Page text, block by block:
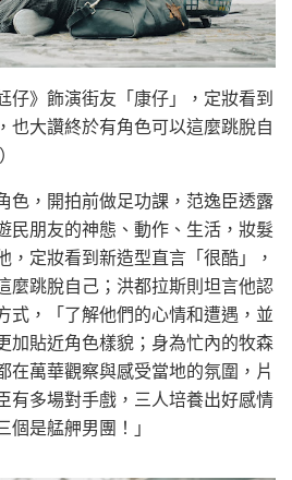
仔》飾演街友「康仔」，定妝看到
也大讚終於有角色可以這麼跳脫自
色，開拍前做足功課，范逸臣透露
民朋友的神態、動作、生活，妝髮
，定妝看到新造型直言「很酷」，
麼跳脫自己；洪都拉斯則坦言他認
式，「了解他們的心情和遭遇，並
加貼近角色樣貌；身為忙內的牧森
在萬華觀察與感受當地的氛圍，片
有多場對手戲，三人培養出好感情
個是艋舺男團！」